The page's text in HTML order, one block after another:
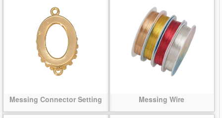
Messing Connector Setting Messing Wire